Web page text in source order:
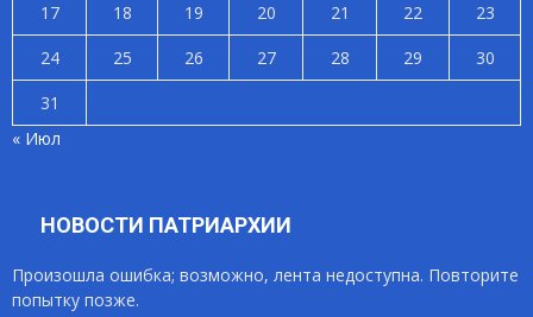
17
18 19 20 21 22
23
24
25 26 27 28 29
30
31
« Июл
НОВОСТИ ПАТРИАРХИИ
Произошла ошибка; возможно, лента недоступна. Повторите
попытку позже.